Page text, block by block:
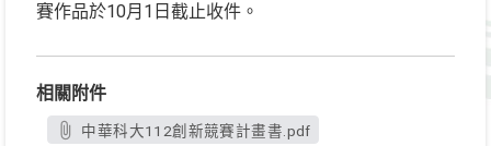
賽作品於10月1日截止收件。
相關附件
中華科大112創新競賽計畫書.pdf